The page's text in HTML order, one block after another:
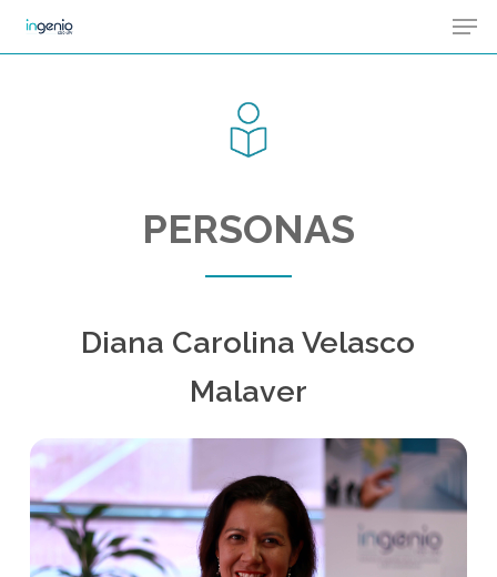
Skip
to
PERSONAS
Diana Carolina Velasco
Malaver
Menu